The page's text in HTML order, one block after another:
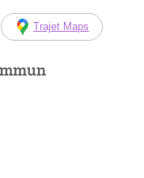
Trajet Maps